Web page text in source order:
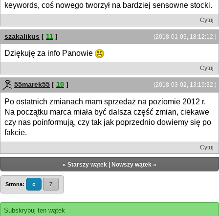
keywords, coś nowego tworzył na bardziej sensowne stocki.
Cytuj
(2018-01-09, 18:12:12 )
szakalikus [ 11 ]
Dziękuję za info Panowie
Cytuj
(2018-03-02, 13:19:32 )
55marek55 [ 10 ]
Po ostatnich zmianach mam sprzedaż na poziomie 2012 r.
Na początku marca miała być dalsza część zmian, ciekawe
czy nas poinformują, czy tak jak poprzednio dowiemy się po
fakcie.
Cytuj
« Starszy wątek Nowszy wątek »
Strona: « 7
Subskrybuj ten wątek